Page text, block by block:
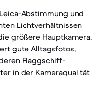
Abstimmung und
Lichtverhältnissen
größere Hauptkamera.
gute Alltagsfotos,
Flaggschiff-
in der Kameraqualität